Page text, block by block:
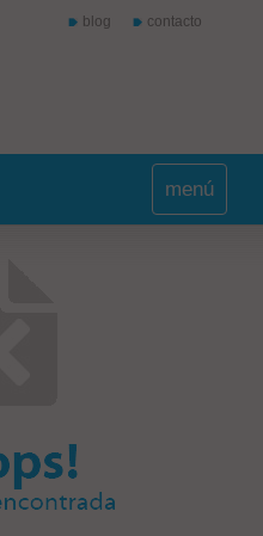
blog contacto
menú